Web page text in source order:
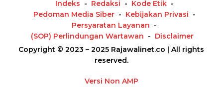
Indeks Redaksi
Kode Etik
Pedoman Media Siber
Kebijakan Privasi
Persyaratan Layanan
(SOP) Perlindungan Wartawan
Disclaimer
Copyright © 2023 – 2025 Rajawalinet.co | All rights
reserved.
Versi Non AMP